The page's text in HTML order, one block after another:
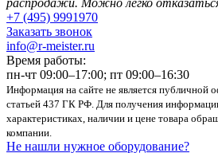
распродажи. Можно легко
+7 (495) 9991970
Заказать звонок
info@r-meister.ru
Время работы:
пн-чт 09:00–17:00; пт 09:00–16:30
Информация на сайте не является публичной
статьей 437 ГК РФ. Для получения
характеристиках, наличии и цене товара
компании.
Не нашли нужное оборудование?